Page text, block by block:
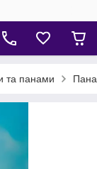
та панами